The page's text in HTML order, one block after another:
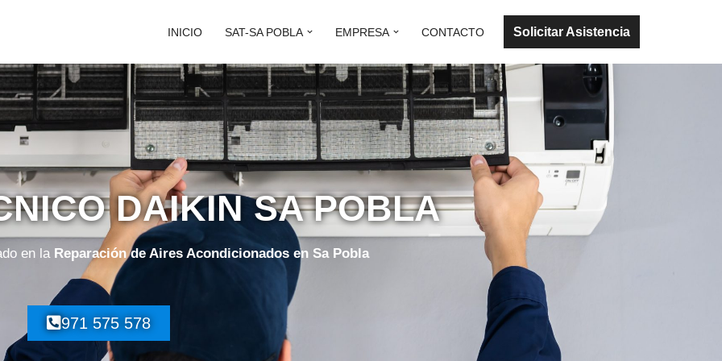
INICIO SAT-SA POBLA EMPRESA CONTACTO Solicitar Asistencia
DAIKIN SA POBLA
en la Reparación de Aires Acondicionados en Sa Pobla
971 575 578